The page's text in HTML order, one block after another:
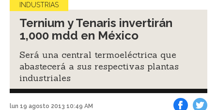
INDUSTRIAS
Ternium y Tenaris invertirán
1,000 mdd en México
Será una central termoeléctrica que
abastecerá a sus respectivas plantas
industriales
lun 19 agosto 2013 10:49 AM